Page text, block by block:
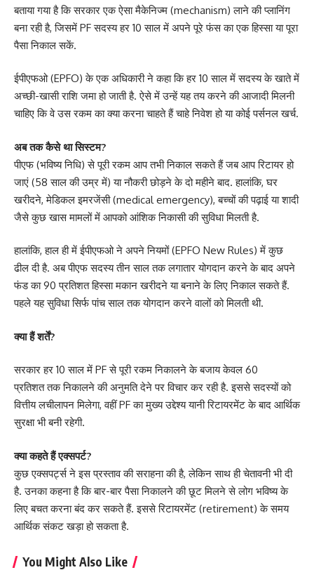
बताया गया है कि सरकार एक ऐसा मैकेनिज्म (mechanism) लाने की प्लानिंग
बना रही है, जिसमें PF सदस्य हर 10 साल में अपने पूरे फंस का एक हिस्सा या पूरा
पैसा निकाल सकें.
ईपीएफओ (EPFO) के एक अधिकारी ने कहा कि हर 10 साल में सदस्य के खाते में
अच्छी-खासी राशि जमा हो जाती है. ऐसे में उन्हें यह तय करने की आजादी मिलनी
चाहिए कि वे उस रकम का क्या करना चाहते हैं चाहे निवेश हो या कोई पर्सनल खर्च.
अब तक कैसे था सिस्टम?
पीएफ (भविष्य निधि) से पूरी रकम आप तभी निकाल सकते हैं जब आप रिटायर हो
जाएं (58 साल की उम्र में) या नौकरी छोड़ने के दो महीने बाद. हालांकि, घर
खरीदने, मेडिकल इमरजेंसी (medical emergency), बच्चों की पढ़ाई या शादी
जैसे कुछ खास मामलों में आपको आंशिक निकासी की सुविधा मिलती है.
हालांकि, हाल ही में ईपीएफओ ने अपने नियमों (EPFO New Rules) में कुछ
ढील दी है. अब पीएफ सदस्य तीन साल तक लगातार योगदान करने के बाद अपने
फंड का 90 प्रतिशत हिस्सा मकान खरीदने या बनाने के लिए निकाल सकते हैं.
पहले यह सुविधा सिर्फ पांच साल तक योगदान करने वालों को मिलती थी.
क्या हैं शर्तें?
सरकार हर 10 साल में PF से पूरी रकम निकालने के बजाय केवल 60
प्रतिशत तक निकालने की अनुमति देने पर विचार कर रही है. इससे सदस्यों को
वित्तीय लचीलापन मिलेगा, वहीं PF का मुख्य उद्देश्य यानी रिटायरमेंट के बाद आर्थिक
सुरक्षा भी बनी रहेगी.
क्या कहते हैं एक्सपर्ट?
कुछ एक्सपर्ट्स ने इस प्रस्ताव की सराहना की है, लेकिन साथ ही चेतावनी भी दी
है. उनका कहना है कि बार-बार पैसा निकालने की छूट मिलने से लोग भविष्य के
लिए बचत करना बंद कर सकते हैं. इससे रिटायरमेंट (retirement) के समय
आर्थिक संकट खड़ा हो सकता है.
You Might Also Like